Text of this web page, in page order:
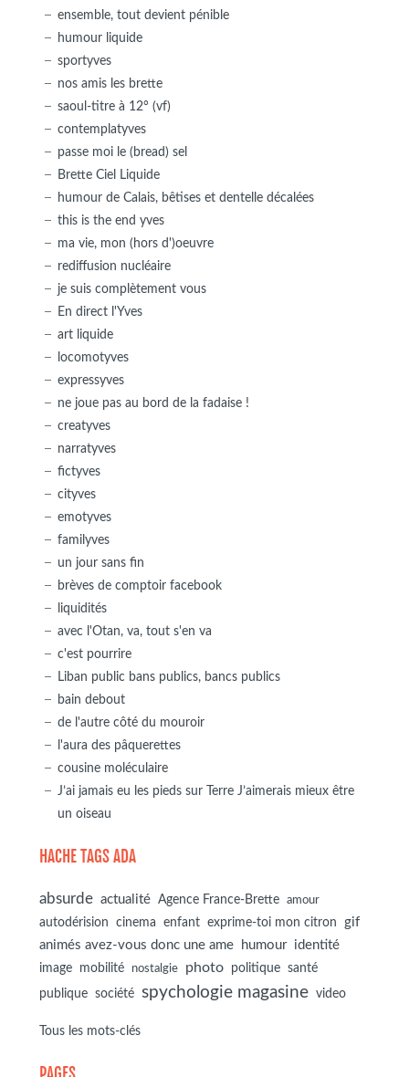
ensemble, tout devient pénible
humour liquide
sportyves
nos amis les brette
saoul-titre à 12° (vf)
contemplatyves
passe moi le (bread) sel
Brette Ciel Liquide
humour de Calais, bêtises et dentelle décalées
this is the end yves
ma vie, mon (hors d')oeuvre
rediffusion nucléaire
je suis complètement vous
En direct l'Yves
art liquide
locomotyves
expressyves
ne joue pas au bord de la fadaise !
creatyves
narratyves
fictyves
cityves
emotyves
familyves
un jour sans fin
brèves de comptoir facebook
liquidités
avec l'Otan, va, tout s'en va
c'est pourrire
Liban public bans publics, bancs publics
bain debout
de l'autre côté du mouroir
l'aura des pâquerettes
cousine moléculaire
J’ai jamais eu les pieds sur Terre J’aimerais mieux être
un oiseau
HACHE TAGS ADA
absurde actualité Agence France-Brette amour
autodérision cinema enfant exprime-toi mon citron
gif
animés avez-vous donc une ame
humour identité
image mobilité nostalgie photo politique
santé
publique
société spychologie magasine video
Tous les mots-clés